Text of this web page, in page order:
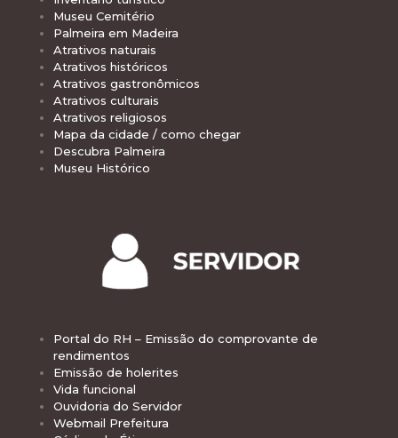
Museu Cemitério
Palmeira em Madeira
Atrativos naturais
Atrativos históricos
Atrativos gastronômicos
Atrativos culturais
Atrativos religiosos
Mapa da cidade / como chegar
Descubra Palmeira
Museu Histórico
Portal do RH – Emissão do comprovante de
rendimentos
Emissão de holerites
Vida funcional
Ouvidoria do Servidor
Webmail Prefeitura